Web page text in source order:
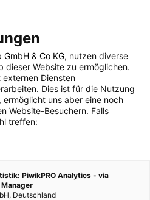
BY TAG
1 BEITRAG
GmbH & Co KG, nutzen diverse
dieser Website zu ermöglichen.
externen Diensten
Dies ist für die Nutzung
uns aber eine noch
Website-Besuchern. Falls
treffen:
PiwikPRO Analytics - via
Manager
Deutschland